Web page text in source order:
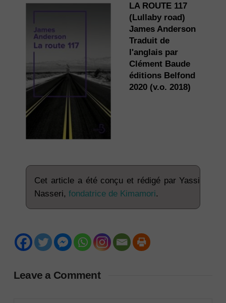
LA ROUTE 117
(Lullaby road)
James Anderson
Traduit de
l'anglais par
Clément Baude
éditions Belfond
2020 (v.o. 2018)
Cet article a été conçu et rédigé par Yassi
Nasseri,fondatrice de Kimamori.
Leave a Comment